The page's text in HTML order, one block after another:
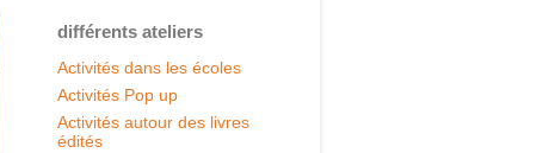
différents ateliers
Activités dans les écoles
Activités Pop up
Activités autour des livres
édités